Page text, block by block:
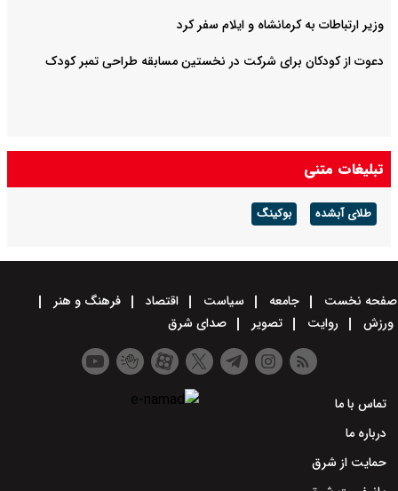
وزیر ارتباطات به کرمانشاه و ایلام سفر کرد
دعوت از کودکان برای شرکت در نخستین مسابقه طراحی تمبر کودک
تبلیغات متنی
طلای آبشده بوکینگ
صفحه نخست جامعه سیاست اقتصاد
فرهنگ و هنر
ورزش
روایت تصویر صدای شرق
تماس با ما
درباره ما
حمایت از شرق